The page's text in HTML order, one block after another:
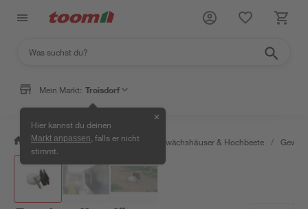
Mein Markt: Troisdorf
Hier kannst du deinen
Markt anpassen , falls er nicht
stimmt.
✕
/ Garten & Freizeit / Anzucht, Gewächshäuser & Hochbeete /